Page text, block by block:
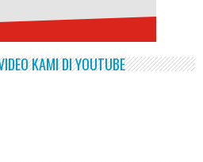
KAMI DI YOUTUBE